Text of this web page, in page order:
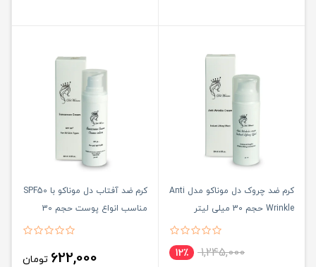
کرم ضد چروک دل موناکو مدل Anti
Wrinkle حجم 30 میلی لیتر
1,245,000 12٪
کرم ضد آفتاب دل موناکو با SPF50
مناسب انواع پوست حجم 30
622,000 تومان